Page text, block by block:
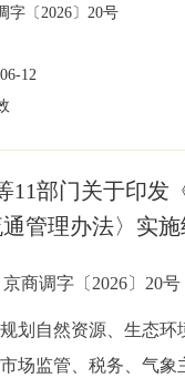
政策解读
法人服务
阳光政务
字〔2026〕 20号
12
11部门关于印发
管理办法〉实
京商调字〔2026〕20号
划自然资源、生态环
场监管、税务、气象